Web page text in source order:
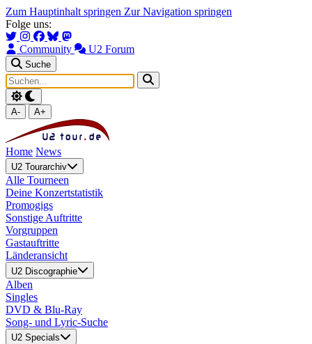
Zum Hauptinhalt springen Zur Navigation springen
Folge uns:
Community U2 Forum
Suche
A- A+
Home News
U2 Tourarchiv
Alle Tourneen
Deine Konzertstatistik
Promogigs
Sonstige Auftritte
Vorgruppen
Gastauftritte
Länderansicht
U2 Discographie
Alben
Singles
DVD & Blu-Ray
Song- und Lyric-Suche
U2 Specials